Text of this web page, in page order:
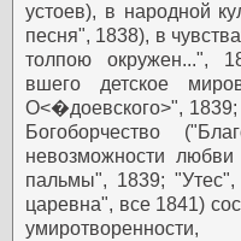
устоев), в народной
песня", 1838), в
толпою окружен...",
вшего детское
О<�доевского>",
Богоборчество
невозможности любви
пальмы", 1839;
царевна", все 1841)